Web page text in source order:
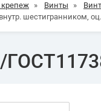
» Винты »
шестигранником, оц.